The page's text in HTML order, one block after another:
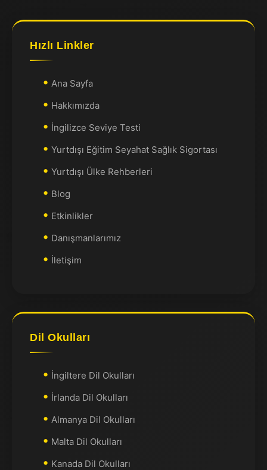
Hızlı Linkler
Ana Sayfa
Hakkımızda
İngilizce Seviye Testi
Yurtdışı Eğitim Seyahat Sağlık Sigortası
Yurtdışı Ülke Rehberleri
Blog
Etkinlikler
Danışmanlarımız
İletişim
Dil Okulları
İngiltere Dil Okulları
İrlanda Dil Okulları
Almanya Dil Okulları
Malta Dil Okulları
Kanada Dil Okulları